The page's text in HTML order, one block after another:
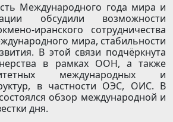
Международного года мира и
обсудили возможности
иранского сотрудничества
мира, стабильности
В этой связи подчёркнута
в рамках ООН, а также
международных и
в частности ОЭС, ОИС. В
обзор международной и
дня.